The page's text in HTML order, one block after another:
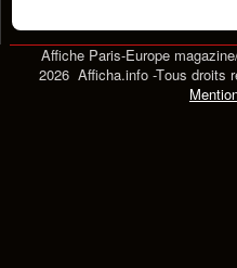
Affiche Paris-Europe
2026 Afficha.info -Tous droits